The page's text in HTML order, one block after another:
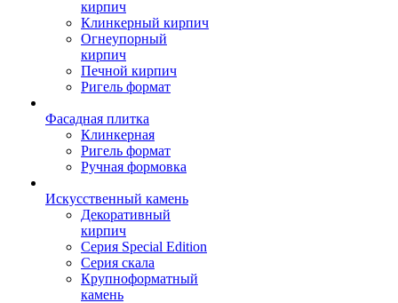
кирпич
Клинкерный кирпич
Огнеупорный
кирпич
Печной кирпич
Ригель формат
Фасадная плитка
Клинкерная
Ригель формат
Ручная формовка
Искусственный камень
Декоративный
кирпич
Серия Special Edition
Серия скала
Крупноформатный
камень